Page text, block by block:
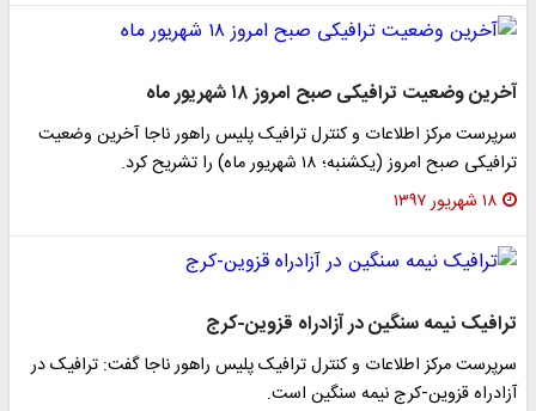
آخرین وضعیت ترافیکی صبح امروز ۱۸ شهریور ماه
سرپرست مرکز اطلاعات و کنترل ترافیک پلیس راهور ناجا آخرین وضعیت
ترافیکی صبح امروز (یکشنبه؛ ۱۸ شهریور ماه) را تشریح کرد.
۱۸ شهریور ۱۳۹۷
ترافیک نیمه سنگین در آزادراه قزوین-کرج
سرپرست مرکز اطلاعات و کنترل ترافیک پلیس راهور ناجا گفت: ترافیک در
آزادراه قزوین-کرج نیمه سنگین است.